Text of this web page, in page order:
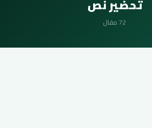
تحضير نص
72 مقال